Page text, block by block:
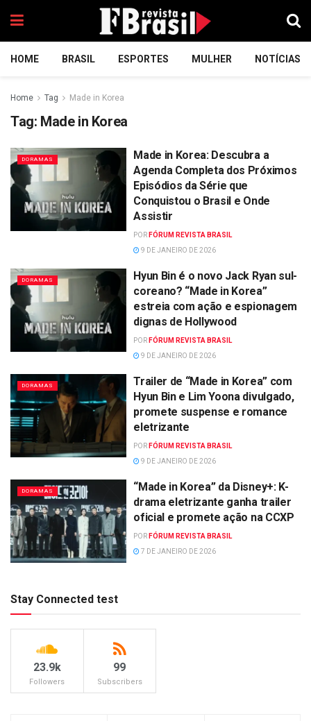
HOME BRASIL ESPORTES MULHER NOTÍCIAS
Home Tag Made in Korea
Tag: Made in Korea
DORAMAS
Made in Korea: Descubra a
Agenda Completa dos Próximos
Episódios da Série que
Conquistou o Brasil e Onde
Assistir
POR FÓRUM REVISTA BRASIL
9 DE JANEIRO DE 2026
DORAMAS
Hyun Bin é o novo Jack Ryan sul-
coreano? “Made in Korea”
estreia com ação e espionagem
dignas de Hollywood
POR FÓRUM REVISTA BRASIL
9 DE JANEIRO DE 2026
DORAMAS
Trailer de “Made in Korea” com
Hyun Bin e Lim Yoona divulgado,
promete suspense e romance
eletrizante
POR FÓRUM REVISTA BRASIL
9 DE JANEIRO DE 2026
DORAMAS
“Made in Korea” da Disney+: K-
drama eletrizante ganha trailer
oficial e promete ação na CCXP
POR FÓRUM REVISTA BRASIL
7 DE JANEIRO DE 2026
Stay Connected test
23.9k
Followers
99
Subscribers